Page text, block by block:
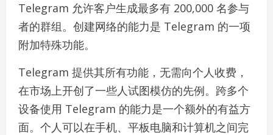
Telegram 允许客户生成最多有 200,000 名参与
者的群组。创建网络的能力是 Telegram 的一项
附加特殊功能。
Telegram 提供其所有功能，无需向个人收费，
在市场上开创了一些人试图模仿的先例。跨多个
设备使用 Telegram 的能力是一个额外的有益方
面。个人可以在手机、平板电脑和计算机之间完